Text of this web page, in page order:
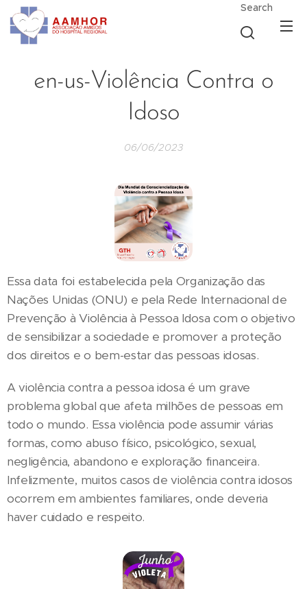
Search
en-us-Violência Contra o
Idoso
06/06/2023
Essa data foi estabelecida pela Organização das
Nações Unidas (ONU) e pela Rede Internacional de
Prevenção à Violência à Pessoa Idosa com o objetivo
de sensibilizar a sociedade e promover a proteção
dos direitos e o bem-estar das pessoas idosas.
A violência contra a pessoa idosa é um grave
problema global que afeta milhões de pessoas em
todo o mundo. Essa violência pode assumir várias
formas, como abuso físico, psicológico, sexual,
negligência, abandono e exploração financeira.
Infelizmente, muitos casos de violência contra idosos
ocorrem em ambientes familiares, onde deveria
haver cuidado e respeito.